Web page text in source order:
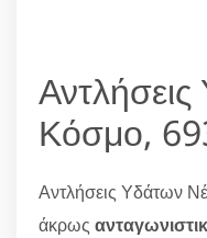
Κόσμο,
Αντλήσεις Υδάτων
άκρως